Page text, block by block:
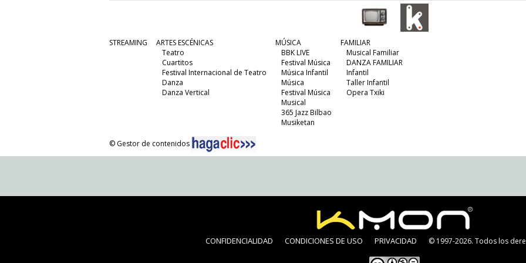
STREAMING
ARTES ESCÉNICAS
Teatro
Cuartitos
Festival Internacional de Teatro
Danza
Danza Vertical
MÚSICA
BBK LIVE
Festival Música
Música Infantil
Música
Festival Música
Musical
365 Jazz Bilbao
Musiketan
FAMILIAR
Musical Familiar
DANZA FAMILIAR
Infantil
Taller Infantil
Opera Txiki
© Gestor de contenidos
CONFIDENCIALIDAD CONDICIONES DE USO PRIVACIDAD © 1997-2026. Todos los